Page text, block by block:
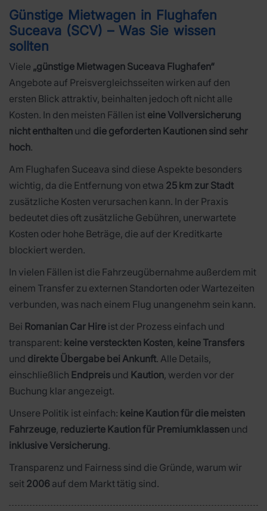
Günstige Mietwagen in Flughafen
Suceava (SCV) – Was Sie wissen
sollten
Viele „günstige Mietwagen Suceava Flughafen“
Angebote auf Preisvergleichsseiten wirken auf den
ersten Blick attraktiv, beinhalten jedoch oft nicht alle
Kosten. In den meisten Fällen ist eine Vollversicherung
nicht enthalten und die geforderten Kautionen sind sehr
hoch.
Am Flughafen Suceava sind diese Aspekte besonders
wichtig, da die Entfernung von etwa 25 km zur Stadt
zusätzliche Kosten verursachen kann. In der Praxis
bedeutet dies oft zusätzliche Gebühren, unerwartete
Kosten oder hohe Beträge, die auf der Kreditkarte
blockiert werden.
In vielen Fällen ist die Fahrzeugübernahme außerdem mit
einem Transfer zu externen Standorten oder Wartezeiten
verbunden, was nach einem Flug unangenehm sein kann.
Bei Romanian Car Hire ist der Prozess einfach und
transparent: keine versteckten Kosten, keine Transfers
und direkte Übergabe bei Ankunft. Alle Details,
einschließlich Endpreis und Kaution, werden vor der
Buchung klar angezeigt.
Unsere Politik ist einfach: keine Kaution für die meisten
Fahrzeuge, reduzierte Kaution für Premiumklassen und
inklusive Versicherung.
Transparenz und Fairness sind die Gründe, warum wir
seit 2006 auf dem Markt tätig sind.